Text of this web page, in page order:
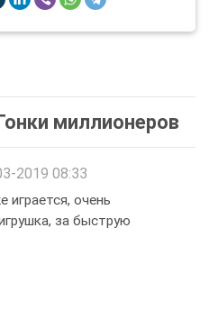
миллионеров
2019 08:33
играется, очень
за быструю